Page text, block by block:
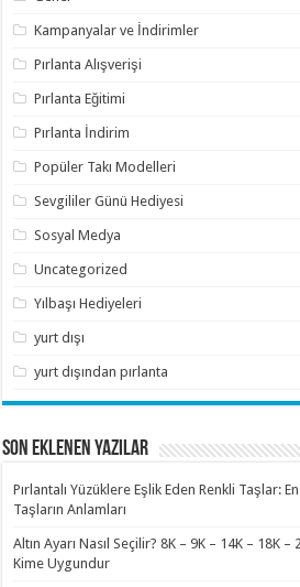
Kampanyalar ve İndirimler
Pırlanta Alışverişi
Pırlanta Eğitimi
Pırlanta İndirim
Popüler Takı Modelleri
Sevgililer Günü Hediyesi
Sosyal Medya
Uncategorized
Yılbaşı Hediyeleri
yurt dışı
yurt dışından pırlanta
SON EKLENEN YAZILAR
Pırlantalı Yüzüklere Eşlik Eden Renkli Taşlar:
Taşların Anlamları
Altın Ayarı Nasıl Seçilir? 8K – 9K – 14K – 18K
Kime Uygundur